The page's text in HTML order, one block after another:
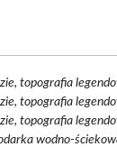
topografia
topografia
topografia
wodno-